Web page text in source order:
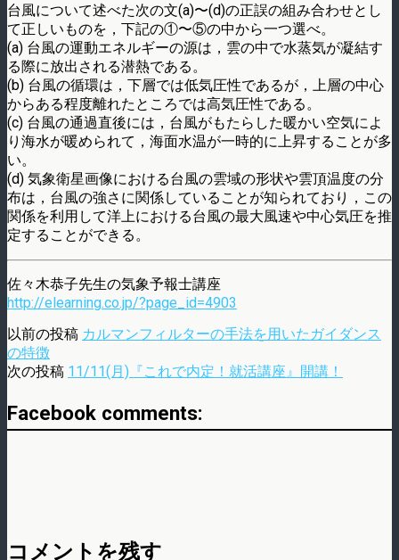
台風について述べた次の文(a)〜(d)の正誤の組み合わせとし
て正しいものを，下記の①〜⑤の中から一つ選べ。
(a) 台風の運動エネルギーの源は，雲の中で水蒸気が凝結す
る際に放出される潜熱である。
(b) 台風の循環は，下層では低気圧性であるが，上層の中心
からある程度離れたところでは高気圧性である。
(c) 台風の通過直後には，台風がもたらした暖かい空気によ
り海水が暖められて，海面水温が一時的に上昇することが多
い。
(d) 気象衛星画像における台風の雲域の形状や雲頂温度の分
布は，台風の強さに関係していることが知られており，この
関係を利用して洋上における台風の最大風速や中心気圧を推
定することができる。
佐々木恭子先生の気象予報士講座
http://elearning.co.jp/?page_id=4903
以前の投稿 カルマンフィルターの手法を用いたガイダンス
の特徴
次の投稿 11/11(月)『これで内定！就活講座』開講！
Facebook comments:
コメントを残す